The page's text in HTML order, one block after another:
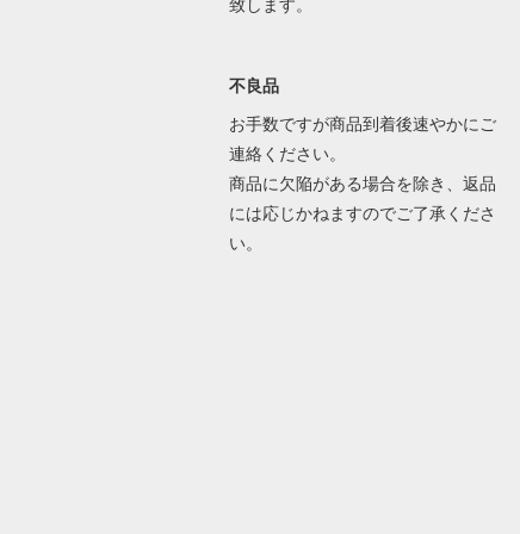
致します。
不良品
お手数ですが商品到着後速やかにご
連絡ください。
商品に欠陥がある場合を除き、返品
には応じかねますのでご了承くださ
い。